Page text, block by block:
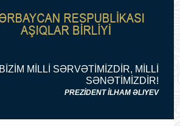
MİLLİ SƏRVƏTİMİZDİR, MİLLİ
SƏNƏTİMİZDİR!
PREZİDENT İLHAM ƏLIYEV